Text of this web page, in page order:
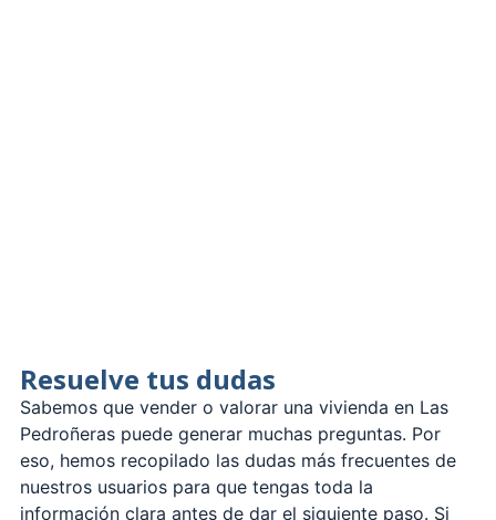
Resuelve tus dudas
Sabemos que vender o valorar una vivienda en Las
Pedroñeras puede generar muchas preguntas. Por
eso, hemos recopilado las dudas más frecuentes de
nuestros usuarios para que tengas toda la
información clara antes de dar el siguiente paso. Si